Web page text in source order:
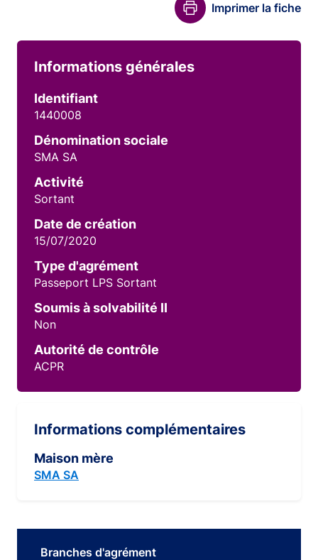
Imprimer la fiche
Informations générales
Identifiant
1440008
Dénomination sociale
SMA SA
Activité
Sortant
Date de création
15/07/2020
Type d'agrément
Passeport LPS Sortant
Soumis à solvabilité II
Non
Autorité de contrôle
ACPR
Informations complémentaires
Maison mère
SMA SA
Branches d'agrément